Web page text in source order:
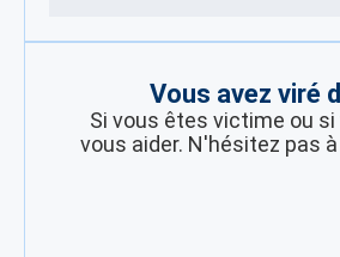
Vous avez viré
Si vous êtes victime ou
vous aider. N'hésitez pas